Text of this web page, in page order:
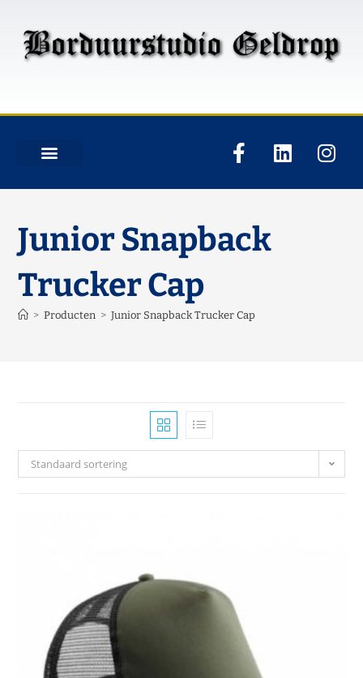
Junior Snapback
Trucker Cap
> Producten > Junior Snapback Trucker Cap
Standaard sortering